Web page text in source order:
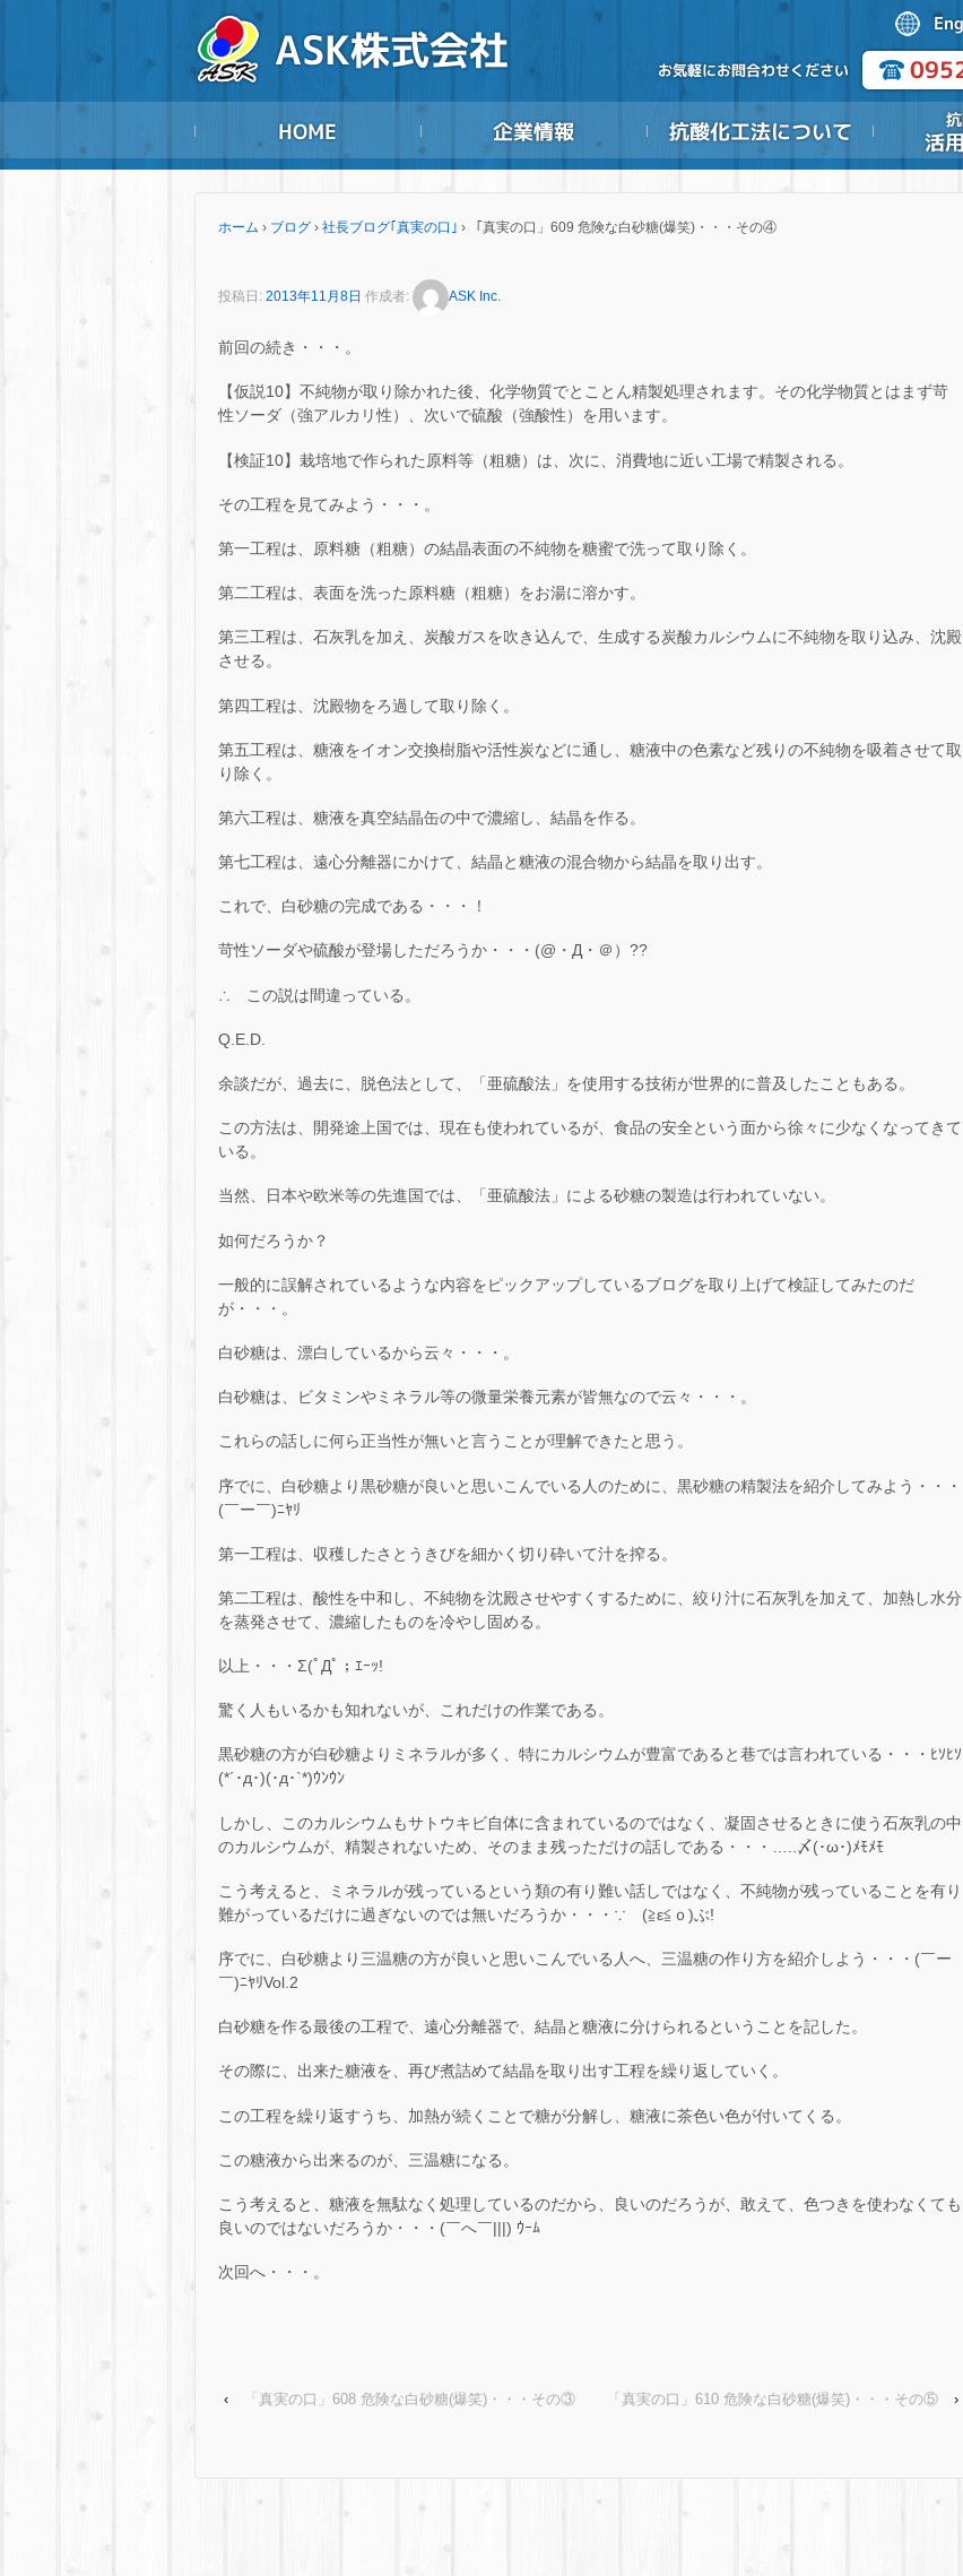
ホーム › ブログ › 社長ブログ｢真実の口｣ › 「真実の口」609 危険な白砂糖(爆笑)・・・その④
投稿日: 2013年11月8日 作成者: ASK Inc.
前回の続き・・・。
【仮説10】不純物が取り除かれた後、化学物質でとことん精製処理されます。その化学物質とはまず苛
性ソーダ（強アルカリ性）、次いで硫酸（強酸性）を用います。
【検証10】栽培地で作られた原料等（粗糖）は、次に、消費地に近い工場で精製される。
その工程を見てみよう・・・。
第一工程は、原料糖（粗糖）の結晶表面の不純物を糖蜜で洗って取り除く。
第二工程は、表面を洗った原料糖（粗糖）をお湯に溶かす。
第三工程は、石灰乳を加え、炭酸ガスを吹き込んで、生成する炭酸カルシウムに不純物を取り込み、沈殿
させる。
第四工程は、沈殿物をろ過して取り除く。
第五工程は、糖液をイオン交換樹脂や活性炭などに通し、糖液中の色素など残りの不純物を吸着させて取
り除く。
第六工程は、糖液を真空結晶缶の中で濃縮し、結晶を作る。
第七工程は、遠心分離器にかけて、結晶と糖液の混合物から結晶を取り出す。
これで、白砂糖の完成である・・・！
苛性ソーダや硫酸が登場しただろうか・・・(@・Д・＠）??
∴ この説は間違っている。
Q.E.D.
余談だが、過去に、脱色法として、「亜硫酸法」を使用する技術が世界的に普及したこともある。
この方法は、開発途上国では、現在も使われているが、食品の安全という面から徐々に少なくなってきて
いる。
当然、日本や欧米等の先進国では、「亜硫酸法」による砂糖の製造は行われていない。
如何だろうか？
一般的に誤解されているような内容をピックアップしているブログを取り上げて検証してみたのだ
が・・・。
白砂糖は、漂白しているから云々・・・。
白砂糖は、ビタミンやミネラル等の微量栄養元素が皆無なので云々・・・。
これらの話しに何ら正当性が無いと言うことが理解できたと思う。
序でに、白砂糖より黒砂糖が良いと思いこんでいる人のために、黒砂糖の精製法を紹介してみよう・・・
(￣ー￣)ﾆﾔﾘ
第一工程は、収穫したさとうきびを細かく切り砕いて汁を搾る。
第二工程は、酸性を中和し、不純物を沈殿させやすくするために、絞り汁に石灰乳を加えて、加熱し水分
を蒸発させて、濃縮したものを冷やし固める。
以上・・・Σ(ﾟДﾟ；ｴｰｯ!
驚く人もいるかも知れないが、これだけの作業である。
黒砂糖の方が白砂糖よりミネラルが多く、特にカルシウムが豊富であると巷では言われている・・・ﾋｿﾋｿ
(*´･д･)(･д･`*)ｳﾝｳﾝ
しかし、このカルシウムもサトウキビ自体に含まれているのではなく、凝固させるときに使う石灰乳の中
のカルシウムが、精製されないため、そのまま残っただけの話しである・・・…..〆(･ω･)ﾒﾓﾒﾓ
こう考えると、ミネラルが残っているという類の有り難い話しではなく、不純物が残っていることを有り
難がっているだけに過ぎないのでは無いだろうか・・・∵ゞ(≧ε≦ｏ)ぶ!
序でに、白砂糖より三温糖の方が良いと思いこんでいる人へ、三温糖の作り方を紹介しよう・・・(￣ー
￣)ﾆﾔﾘVol.2
白砂糖を作る最後の工程で、遠心分離器で、結晶と糖液に分けられるということを記した。
その際に、出来た糖液を、再び煮詰めて結晶を取り出す工程を繰り返していく。
この工程を繰り返すうち、加熱が続くことで糖が分解し、糖液に茶色い色が付いてくる。
この糖液から出来るのが、三温糖になる。
こう考えると、糖液を無駄なく処理しているのだから、良いのだろうが、敢えて、色つきを使わなくても
良いのではないだろうか・・・(￣へ￣|||) ｳｰﾑ
次回へ・・・。
‹ 「真実の口」608 危険な白砂糖(爆笑)・・・その③ 「真実の口」610 危険な白砂糖(爆笑)・・・その⑤ ›